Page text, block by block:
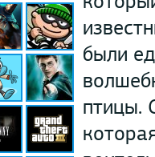
были
птицы.